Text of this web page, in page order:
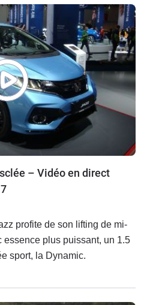
– Vidéo en direct
profite de son lifting de mi-
plus puissant, un 1.5
sport, la Dynamic.